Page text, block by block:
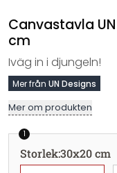
Canvastavla
cm
Iväg in i djungeln!
Mer från UN Designs
Mer om produkten
1
Storlek:30x20 cm